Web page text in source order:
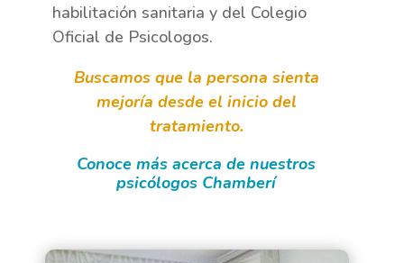
habilitación sanitaria y del Colegio
Oficial de Psicologos.
Buscamos que la persona sienta
mejoría desde el inicio del
tratamiento.
Conoce más acerca de nuestros
psicólogos Chamberí